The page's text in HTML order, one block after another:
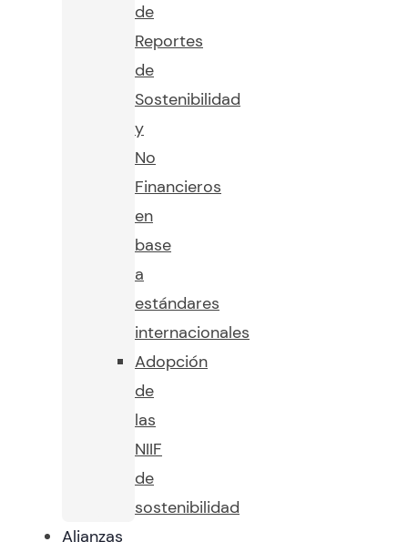
de
Reportes
de
Sostenibilidad
y
No
Financieros
en
base
a
estándares
internacionales
Adopción
de
las
NIIF
de
sostenibilidad
Alianzas